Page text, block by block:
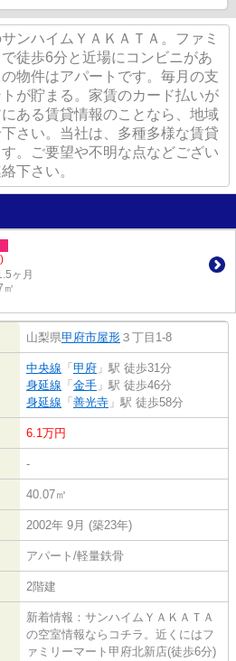
ンハイムＹＡＫＡＴＡ。ファミ
徒歩6分と近場にコンビニがあ
物件はアパートです。毎月の支
が貯まる。家賃のカード払いが
ある賃貸情報のことなら、地域
さい。当社は、多種多様な賃貸
。ご要望や不明な点などござい
下さい。
ヶ月
㎡
山梨県甲府市屋形 ３丁目1-8
中央線 「 甲府 」駅 徒歩31分
身延線 「 金手 」駅 徒歩46分
身延線 「 善光寺 」駅 徒歩58分
6.1万円
-
40.07㎡
2002年 9月 (築23年)
アパート/軽量鉄骨
2階建
新着情報：サンハイムＹＡＫＡＴＡ
の空室情報ならコチラ。近くにはフ
ァミリーマート甲府北新店(徒歩6分)